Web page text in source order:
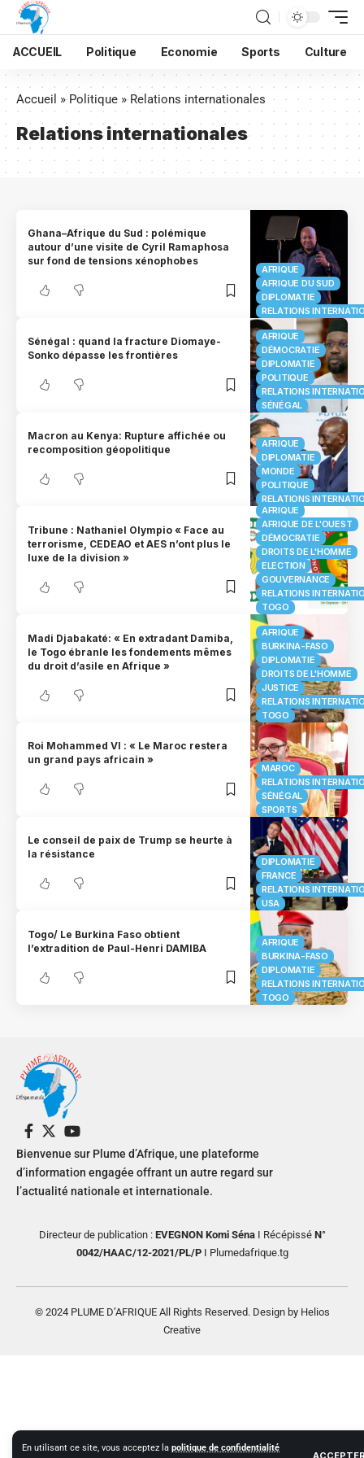
En utilisant ce site, vous acceptez la politique de confidentialité
ACCUEIL Politique Economie Sports Culture
Accueil »Politique »Relations internationales
Relations internationales
AFRIQUE
AFRIQUE DU SUD
DIPLOMATIE
RELATIONS
Ghana–Afrique du Sud : polémique
autour d’une visite de Cyril Ramaphosa
sur fond de tensions xénophobes
AFRIQUE
DÉMOCRATIE
DIPLOMATIE
POLITIQUE
RELATIONS
SÉNÉGAL
Sénégal : quand la fracture Diomaye-
Sonko dépasse les frontières
AFRIQUE
DIPLOMATIE
MONDE
POLITIQUE
RELATIONS
Macron au Kenya: Rupture affichée ou
recomposition géopolitique
AFRIQUE
AFRIQUE DE L'OUEST
DÉMOCRATIE
DROITS DE L'HOMME
ELECTION
GOUVERNANCE
RELATIONS
TOGO
Tribune : Nathaniel Olympio « Face au
terrorisme, CEDEAO et AES n’ont plus le
luxe de la division »
AFRIQUE
BURKINA-FASO
DIPLOMATIE
DROITS DE L'HOMME
JUSTICE
RELATIONS
TOGO
Madi Djabakaté: « En extradant Damiba,
le Togo ébranle les fondements mêmes
du droit d’asile en Afrique »
MAROC
RELATIONS
SÉNÉGAL
SPORTS
Roi Mohammed VI : « Le Maroc restera
un grand pays africain »
DIPLOMATIE
FRANCE
RELATIONS
USA
Le conseil de paix de Trump se heurte à
la résistance
AFRIQUE
BURKINA-FASO
DIPLOMATIE
RELATIONS
TOGO
Togo/ Le Burkina Faso obtient
l’extradition de Paul-Henri DAMIBA
Bienvenue sur Plume d’Afrique, une plateforme
d’information engagée offrant un autre regard sur
l’actualité nationale et internationale.
Directeur de publication : EVEGNON Komi SénaI RécépisséN°
0042/HAAC/12-2021/PL/PI Plumedafrique.tg
© 2024 PLUME D’AFRIQUE All Rights Reserved. Design by Helios
Creative